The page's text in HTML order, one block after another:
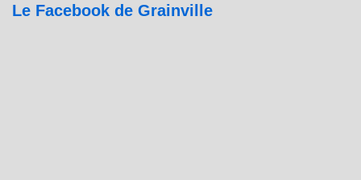
Le Facebook de Grainville